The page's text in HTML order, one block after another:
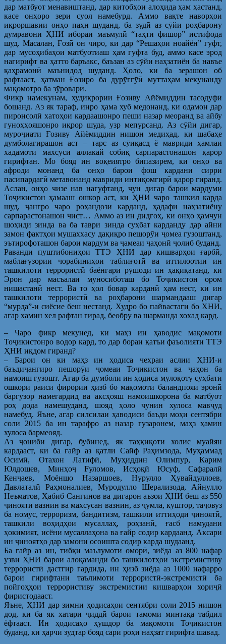
дар матбуот менавиштанд, дар китобҳои алоҳида ҳам ҳастанд,
касе онҳоро зери суол намебурд. Аммо вақте наворҳои
иқроршавии онҳо паҳн шуданд, ба зудӣ аз сӯйи роҳбарону
думравони ҲНИ ибораи маъмулӣ “таҳти фишор” истифода
шуд. Масалан, Ғозӣ он чиро, ки дар “Решаҳои ноайён” гуфт,
дар мусоҳибаҳои матбуотиаш ҳам гуфта буд, аммо касе эрод
нагирифт ва ҳатто баръакс, баъзан аз сӯйи наҳзатиён ба навъе
қаҳрамонӣ маънидод шуданд. Ҳоло, ки ба зерашон об
рафтааст, ҳатман Ғозиро ба дурӯғгӯӣ муттаҳам мекунанду
мақомотро ба зӯроварӣ.
Фикр намекунам, худиқрории Ғозиву Айёмиддин тасодуфӣ
бошанд. Аз як тараф, инро ҳама хуб медонанд, ки одамон дар
пиронсолӣ хатоҳои кардаашонро пеши назар меоранд ва айбу
гуноҳҳояшонро иқрор шуда, узр мепурсанд. Аз сӯйи дигар,
муроҷиати Ғозиву Айёмиддин нишон медиҳад, ки шабаҳе
думболагирашон аст – тарс аз сӯиқасд ё мавриди ҳамлаи
хадамоти махсуси аллакай собиқ сарпарастонашон қарор
гирифтан. Мо бояд ин воқеиятро бипазирем, ки онҳо ва
афроди монанд ба онҳо барои фош кардани сирри
пасипардагӣ метавонанд мавриди интиқомгирӣ қарор гиранд.
Аслан, онҳо чизе нав нагуфтанд, чун дигар барои мардуми
Тоҷикистон ҳамааш ошкор аст, ки ҲНИ чаро ташкил карда
шуд, ҷангро чаро роҳандозӣ карданд, ҳадафи наҳзатиёну
сарпарастонашон чист… Аммо аз ин дидгоҳ, ки онҳо ҳамчун
шоҳиди зинда ва ба таври зинда суҳбат карданду дар айни
замон фактҳои мушаххасу дақиқро пешорӯи ҷомеа гузоштанд,
эътирофоташон барои мардум ва ҷамеаи ҷаҳонӣ ҷолиб буданд.
Раванди пуштибониҳои ТТЭ ҲНИ дар кишварҳои ғарбӣ,
маблағузории чорабиниҳои таблиғотӣ ва иттилоотии ин
ташкилоти террористӣ баёнгари рӯшоди ин ҳақиқатанд, ки
Эрон дар масъалаи муносиботаш бо Тоҷикистон ором
нишастанӣ нест. Ва то ҳол бовар карданӣ ҳам нест, ки ин
ташкилоти террористӣ ва роҳбарони шармандааш дигар
“мурда”-и сиёсие беш нестанд. Худро бо пайвастаги бо ХНИ,
агар хамин хел рафтан гирад, беобру ва шарманда хохад кард.
– Чаро фикр мекунед, ки маҳз ин ҳаводис мақомоти
Тоҷикистонро водор кард, то дар бораи қатъи фаъолияти ТТЭ
ҲНИ иқдом гиранд?
– Барои он ки маҳз ин ҳодиса чеҳраи аслии ҲНИ-и
баъдиҷангиро пешорӯи ҷомеаи Тоҷикистон ва ҷаҳон ба
намоиш гузошт. Агар ба думболи ин ҳодиса мулоқоту суҳбати
ошкори раиси фирории ҳизб бо мақомоти баландпояи эронӣ
баргузор намегардид ва аксҳояш намоишкорона ба матбуот
роҳ дода намешуданд, шояд ҳоло чунин хулоса мавҷуд
намебуд. Яъне, агар силсилаи ҳаводиси баъди моҳи сентябри
соли 2015 ба ин тарафро аз назар гузаронем, маҳз ҳамин
хулоса бармеояд.
Аз ҷониби дигар, бубинед, як таҳқиқоти холис муайян
кардааст, ки ба ғайр аз қатли Сайф Раҳимзода, Муҳаммад
Осимӣ, Отахон Латифӣ, Муҳиддин Олимпур, Карим
Юлдошев, Минҳоҷ Fуломов, Исҳоқӣ Юсуф, Сафаралӣ
Кенҷаев, Моёншо Назаршоев, Нурулло Ҳувайдуллоев,
Давлаталӣ Раҳмоналиев, Муродулло Шерализода, Айнулло
Неъматов, Ҳабиб Сангинов ва дигарон аъзои ҲНИ беш аз 550
ҷинояти вазнин ва махсусан вазнин, аз ҷумла, куштор, таҷовуз
ба номус, терроризм, бандитизм, ташкили иттиҳоди ҷиноятӣ,
ташкили воҳидҳои мусаллаҳ, роҳзанӣ, ғасб намудани
ҳокимият, исёни мусаллаҳона ва ғайр содир кардаанд. Аксари
ин ҷиноятҳо дар замони осоишта содир карда шудаанд.
Ба ғайр аз ин, тибқи маълумоти оморӣ, зиёда аз 800 нафар
узви ҲНИ барои алоқамандӣ бо ташкилотҳои экстремистиву
террористӣ дастгир гардида, ин ҳизб зиёда аз 1000 нафарро
барои гирифтани таълимоти террористӣ-экстремистӣ ба
пойгоҳҳои террористиву экстремистии кишварҳои хориҷӣ
фиристодааст.
Яъне, ҲНИ дар зимни ҳодисаҳои сентябри соли 2015 нишон
дод, ки ба як хатари ҷиддӣ барои тамоми минтақа табдил
ёфтааст. Ин ҳодисаҳо ҳушдор ба мақомоти Тоҷикистон
буданд, ки ҳарчи зудтар бояд сари роҳи наҳзат гирифта шавад.